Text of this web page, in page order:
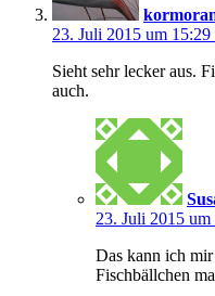
23. Juli 2015 um
Sieht sehr lecker aus.
auch.
23. Juli 2015
Das kann ich
Fischbällchen